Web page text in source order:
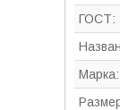
ГОСТ:
Марка: